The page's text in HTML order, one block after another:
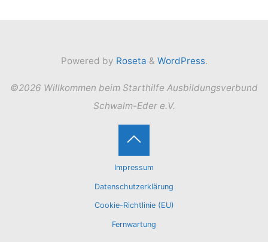
Powered by Roseta & WordPress.
©2026 Willkommen beim Starthilfe Ausbildungsverbund
Schwalm-Eder e.V.
Impressum
Datenschutzerklärung
Cookie-Richtlinie (EU)
Fernwartung
Back
to
Top